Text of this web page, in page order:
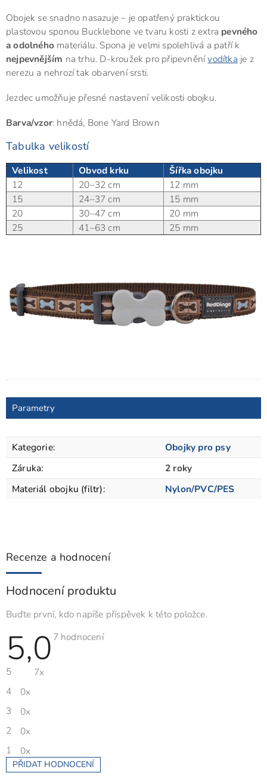
Obojek se snadno nasazuje – je opatřený praktickou
plastovou sponou Bucklebone ve tvaru kosti z extra pevného
a odolného materiálu. Spona je velmi spolehlivá a patří k
nejpevnějším na trhu. D-kroužek pro připevněnívodítka je z
nerezu a nehrozí tak obarvení srsti.
Jezdec umožňuje přesné nastavení velikosti obojku.
Barva/vzor: hnědá, Bone Yard Brown
Tabulka velikostí
Velikost Obvod krku
Šířka obojku
12
20–32 cm
12 mm
15
24–37 cm
15 mm
20
30–47 cm
20 mm
25
41–63 cm 25 mm
Parametry
Kategorie:
Obojky pro psy
Záruka:
2 roky
Materiál obojku (filtr): Nylon/PVC/PES
Recenze a hodnocení
Hodnocení produktu
Buďte první, kdo napíše příspěvek k této položce.
5,0 Průměrné
7 hodnocení
5
7x
4
0x
3
0x
2
0x
1
0x
PŘIDAT HODNOCENÍ